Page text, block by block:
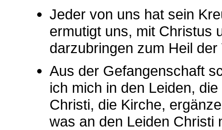
Jeder von uns hat sein
ermutigt uns, mit Christus
darzubringen zum Heil der
Aus der Gefangenschaft
ich mich in den Leiden,
Christi, die Kirche,
was an den Leiden Christi